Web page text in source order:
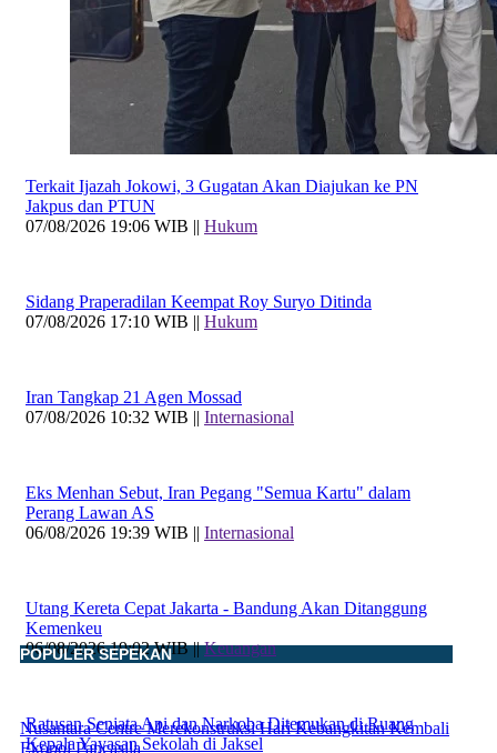
Terkait Ijazah Jokowi, 3 Gugatan Akan Diajukan ke PN
Jakpus dan PTUN
07/08/2026 19:06 WIB || Hukum
Sidang Praperadilan Keempat Roy Suryo Ditinda
07/08/2026 17:10 WIB || Hukum
Iran Tangkap 21 Agen Mossad
07/08/2026 10:32 WIB || Internasional
Eks Menhan Sebut, Iran Pegang "Semua Kartu" dalam
Perang Lawan AS
06/08/2026 19:39 WIB || Internasional
Utang Kereta Cepat Jakarta - Bandung Akan Ditanggung
Kemenkeu
06/08/2026 19:02 WIB ||Keuangan
Ratusan Senjata Api dan Narkoba Ditemukan di Ruang
Kepala Yayasan Sekolah di Jaksel
POPULER SEPEKAN
Nusantara Centre Merekonstruksi Hari Kebangkitan Kembali
Ekopol Pancasila